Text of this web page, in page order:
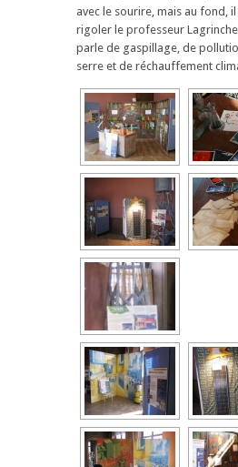
avec le sourire, mais au fond, il
rigoler le professeur
parle de gaspillage, de
serre et de réchauffement